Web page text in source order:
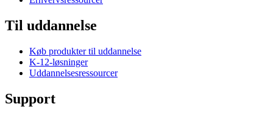
Til uddannelse
Køb produkter til uddannelse
K-12-løsninger
Uddannelsesressourcer
Support